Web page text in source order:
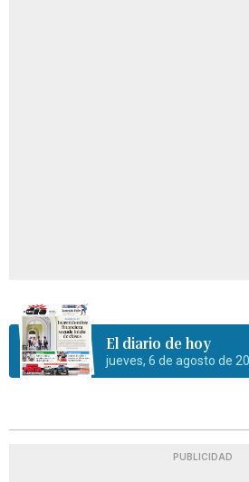
El diario de hoy
jueves, 6 de agosto de
PUBLICIDAD